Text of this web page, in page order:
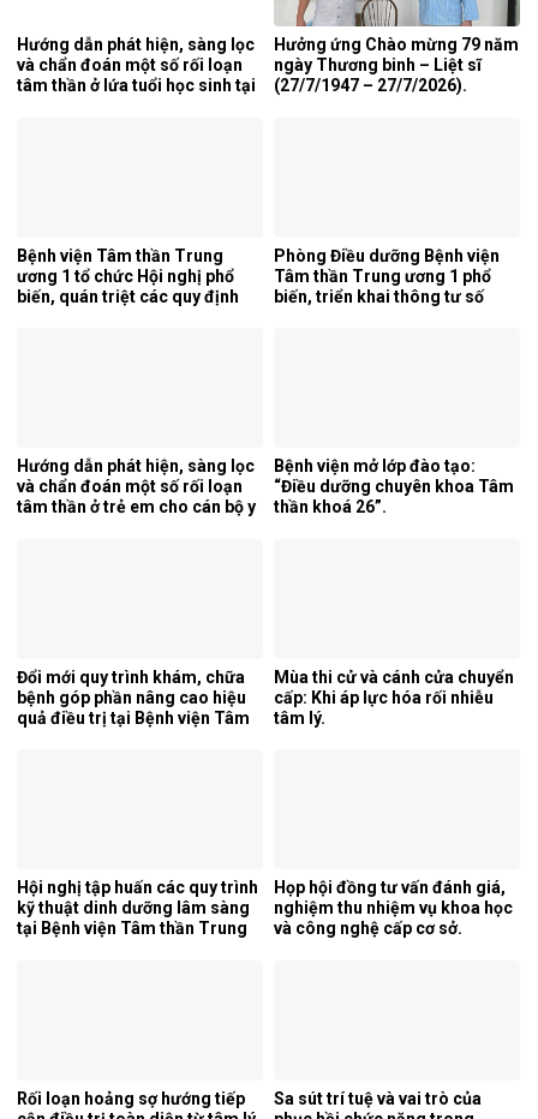
Hướng dẫn phát hiện, sàng lọc
và chẩn đoán một số rối loạn
tâm thần ở lứa tuổi học sinh tại
Hưởng ứng Chào mừng 79 năm
ngày Thương binh – Liệt sĩ
(27/7/1947 – 27/7/2026).
Bệnh viện Tâm thần Trung
ương 1 tổ chức Hội nghị phổ
biến, quán triệt các quy định
Phòng Điều dưỡng Bệnh viện
Tâm thần Trung ương 1 phổ
biến, triển khai thông tư số
Hướng dẫn phát hiện, sàng lọc
và chẩn đoán một số rối loạn
tâm thần ở trẻ em cho cán bộ y
Bệnh viện mở lớp đào tạo:
“Điều dưỡng chuyên khoa Tâm
thần khoá 26”.
Đổi mới quy trình khám, chữa
bệnh góp phần nâng cao hiệu
quả điều trị tại Bệnh viện Tâm
Mùa thi cử và cánh cửa chuyển
cấp: Khi áp lực hóa rối nhiễu
tâm lý.
Hội nghị tập huấn các quy trình
kỹ thuật dinh dưỡng lâm sàng
tại Bệnh viện Tâm thần Trung
Họp hội đồng tư vấn đánh giá,
nghiệm thu nhiệm vụ khoa học
và công nghệ cấp cơ sở.
Rối loạn hoảng sợ hướng tiếp
Sa sút trí tuệ và vai trò của